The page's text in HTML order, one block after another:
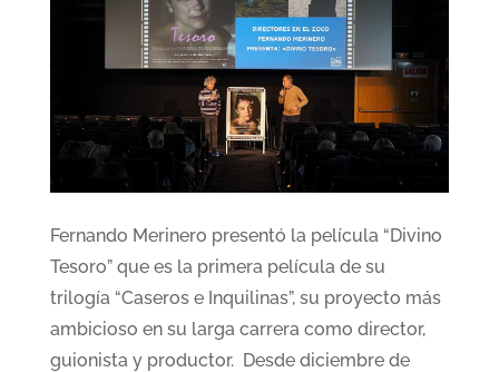
Fernando Merinero presentó la película “Divino
Tesoro” que es la primera película de su
trilogía “Caseros e Inquilinas”, su proyecto más
ambicioso en su larga carrera como director,
guionista y productor. Desde diciembre de